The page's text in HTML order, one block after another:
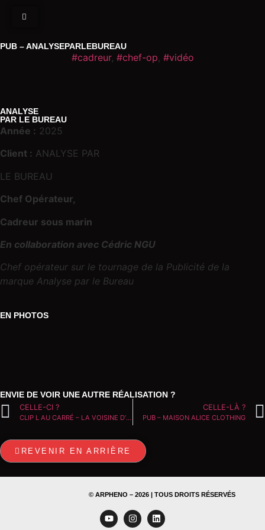
PUB – ANALYSEPARLEBUREAU
#cadreur, #chef-op, #vidéo
ANALYSE
PAR LE BUREAU
Année : 2025
Client : ANALYSE PAR
LE BUREAU
Chef Opérateur,
Cadreur sous marin
En collaboration avec Cédric NGU
Chef opérateur sur le tournage de la Publicité de la
marque Analyse par le Bureau
EN PHOTOS
ENVIE DE VOIR UNE AUTRE RÉALISATION ?
CELLE-CI ?
CLIP L AU CARRÉ – LA VOISINE D’EN DESSOUS
CELLE-LÀ ?
PUB – MAISON ALICE CLOTHING
REVENIR EN ARRIÈRE
© ARPHENO – 2026 | TOUS DROITS RÉSERVÉS